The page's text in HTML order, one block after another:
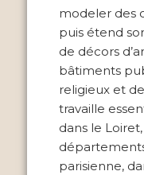
modeler des
puis étend
de décors
bâtiments
religieux et
travaille
dans le
parisienne,